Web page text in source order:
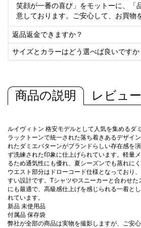
笑顔が一番の喜び」をモットーに、「
意しております。ご安心して、お買物
返品返金できますか？
サイズとカラーはどう選べば良いですか
商品の説明 レビュー
ルイヴィトン 格安モデルとして人気を集めるダ
ラックトーンで統一された落ち着きあるデザイ
れたダミエパターンがブランドらしい存在感を
ず洗練された印象に仕上げられています。軽量
るため通気性にも優れ、夏シーズンでも蒸れに
ウエスト部分はドローコード仕様となっており
すい設計です。Tシャツやスニーカーと合わせ
にも最適で、高級感仕上げを感じられる一着と
れています。
新品 未使用品
付属品 保存袋
弊社が全部の商品は実物を撮影しますが、ご安